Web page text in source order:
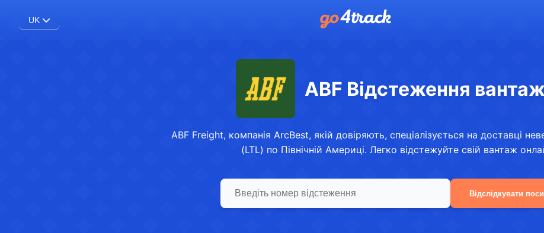
UK
ABF Відстеження
ABF Freight, компанія ArcBest, якій довіряють, спеціалізується на доставці
(LTL) по Північній Америці. Легко відстежуйте свій вантаж
Відслідкувати